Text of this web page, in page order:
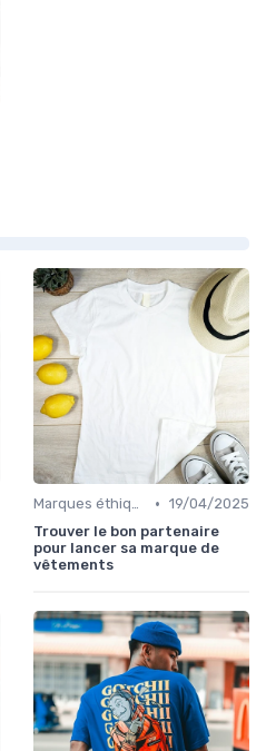
Marques éthiques • 19/04/2025
Trouver le bon partenaire
pour lancer sa marque de
vêtements